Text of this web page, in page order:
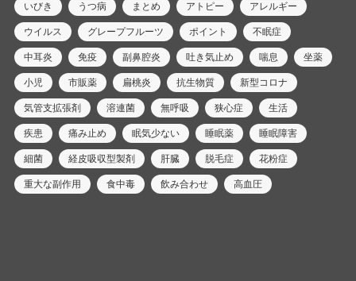
いびき うつ病 まとめ アトピー アレルギー
ウイルス グレープフルーツ ポイント 不眠症
中耳炎 免疫 副鼻腔炎 吐き気止め 喘息 坐薬
小児 市販薬 扁桃炎 抗生物質 新型コロナ
気管支拡張剤 溶連菌 無呼吸 狭心症 生活
疾患 痛み止め 眠気少ない 睡眠薬 睡眠障害
細菌 経皮吸収型製剤 肝臓 脱毛症 花粉症
重大な副作用 食中毒 飲み合わせ 高血圧